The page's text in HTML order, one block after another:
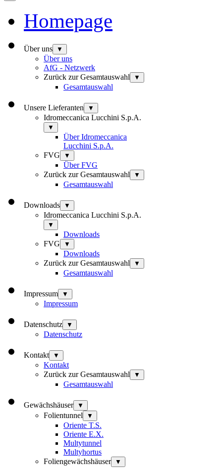
Homepage
Über uns ▼
Über uns
AfG - Netzwerk
Zurück zur Gesamtauswahl
▼
Gesamtauswahl
Unsere Lieferanten ▼
Idromeccanica Lucchini S.p.A.
▼
Über Idromeccanica
Lucchini S.p.A.
FVG
▼
Über FVG
Zurück zur Gesamtauswahl
▼
Gesamtauswahl
Downloads ▼
Idromeccanica Lucchini S.p.A.
▼
Downloads
FVG
▼
Downloads
Zurück zur Gesamtauswahl
▼
Gesamtauswahl
Impressum ▼
Impressum
Datenschutz ▼
Datenschutz
Kontakt ▼
Kontakt
Zurück zur Gesamtauswahl
▼
Gesamtauswahl
Gewächshäuser ▼
Folientunnel ▼
Oriente T.S.
Oriente E.X.
Multytunnel
Multyhortus
Foliengewächshäuser
▼